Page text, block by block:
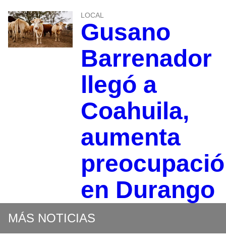
LOCAL
Gusano
Barrenador
llegó a
Coahuila,
aumenta
en Durango
MÁS NOTICIAS